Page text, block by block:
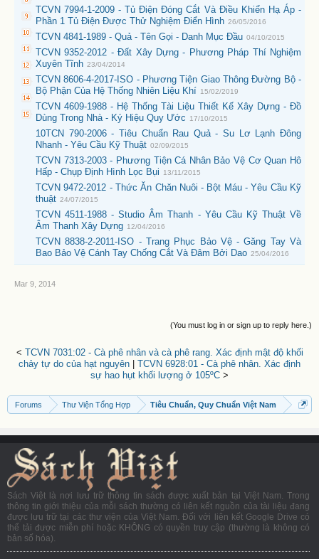
TCVN 7994-1-2009 - Tủ Điện Đóng Cắt Và Điều Khiển Hạ Áp -
Phần 1 Tủ Điện Được Thử Nghiệm Điển Hình 26/05/2016
TCVN 4841-1989 - Quả - Tên Gọi - Danh Mục Đầu 04/10/2015
TCVN 9352-2012 - Đất Xây Dựng - Phương Pháp Thí Nghiệm
Xuyên Tĩnh 23/04/2014
TCVN 8606-4-2017-ISO - Phương Tiện Giao Thông Đường Bộ -
Bộ Phận Của Hệ Thống Nhiên Liệu Khí 15/02/2019
TCVN 4609-1988 - Hệ Thống Tài Liệu Thiết Kế Xây Dựng - Đồ
Dùng Trong Nhà - Ký Hiệu Quy Ước
17/10/2015
10TCN 790-2006 - Tiêu Chuẩn Rau Quả - Su Lơ Lạnh Đông
Nhanh - Yêu Cầu Kỹ Thuật 02/09/2015
TCVN 7313-2003 - Phương Tiện Cá Nhân Bảo Vệ Cơ Quan Hô
Hấp - Chụp Định Hình Lọc Bụi
13/11/2015
TCVN 9472-2012 - Thức Ăn Chăn Nuôi - Bột Máu - Yêu Cầu Kỹ
thuật 24/07/2015
TCVN 4511-1988 - Studio Âm Thanh - Yêu Cầu Kỹ Thuật Về
Âm Thanh Xây Dựng 12/04/2016
TCVN 8838-2-2011-ISO - Trang Phục Bảo Vệ - Găng Tay Và
Bao Bảo Vệ Cánh Tay Chống Cắt Và Đâm Bởi Dao 25/04/2016
Mar 9, 2014
(You must log in or sign up to reply here.)
< TCVN 7031:02 - Cà phê nhân và cà phê rang. Xác định mật độ khối
chảy tự do của hạt nguyên
TCVN 6928:01 - Cà phê nhân. Xác định
sự hao hụt khối lượng ở 105ºC >
Forums Thư Viện Tổng Hợp Tiêu Chuẩn, Quy Chuẩn Việt Nam
Sách Việt là nơi lưu trữ thông tin sách được xuất bản tại Việt Nam. Trong
thông tin giới thiệu của mỗi sách thường có liên kết nguồn của tài liệu đang
được lưu trữ tại các thư viện của Việt Nam. Đối với liên kết Google Drive có
thể tải được miễn phí hoặc KHÔNG có quyền truy cập (thường là không có
bản số hóa).